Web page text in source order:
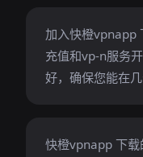
加入快橙vpnapp
充值和vp-n服务
好，确保您能在
快橙vpnapp 下